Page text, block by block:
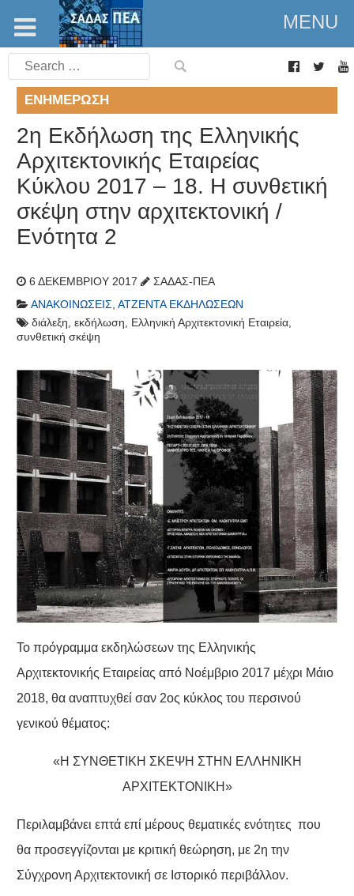
MENU
Search
for:
ΕΝΗΜΈΡΩΣΗ
2η Εκδήλωση της Ελληνικής
Αρχιτεκτονικής Εταιρείας
Κύκλου 2017 – 18. Η συνθετική
σκέψη στην αρχιτεκτονική /
Ενότητα 2
6 ΔΕΚΕΜΒΡΊΟΥ 2017
ΣΑΔΑΣ-ΠΕΑ
ΑΝΑΚΟΙΝΏΣΕΙΣ, ΑΤΖΈΝΤΑ ΕΚΔΗΛΏΣΕΩΝ
διάλεξη, εκδήλωση, Ελληνική Αρχιτεκτονική Εταιρεία,
συνθετική σκέψη
Το πρόγραμμα εκδηλώσεων της Ελληνικής
Αρχιτεκτονικής Εταιρείας από Νοέμβριο 2017 μέχρι Μάιο
2018, θα αναπτυχθεί σαν 2ος κύκλος του περσινού
γενικού θέματος:
«Η ΣΥΝΘΕΤΙΚΗ ΣΚΕΨΗ ΣΤΗΝ ΕΛΛΗΝΙΚΗ
ΑΡΧΙΤΕΚΤΟΝΙΚΗ»
Περιλαμβάνει επτά επί μέρους θεματικές ενότητες που
θα προσεγγίζονται με κριτική θεώρηση, με 2η την
Σύγχρονη Αρχιτεκτονική σε Ιστορικό περιβάλλον.